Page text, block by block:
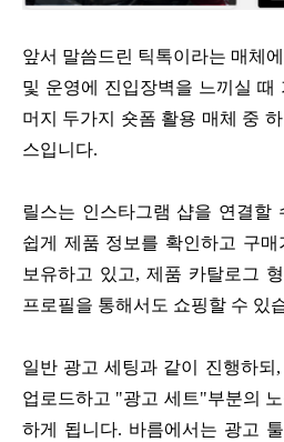
앞서 말씀드린 틱톡이라는 매체
및 운영에 진입장벽을 느끼실 때
머지 두가지 숏폼 활용 매체 중
스입니다.
릴스는 인스타그램 샵을 연결할
쉽게 제품 정보를 확인하고 구
보유하고 있고, 제품 카탈로그
프로필을 통해서도 쇼핑할 수 있
일반 광고 세팅과 같이 진행하되
업로드하고 "광고 세트"부분의
하게 됩니다. 바름에서는 광고